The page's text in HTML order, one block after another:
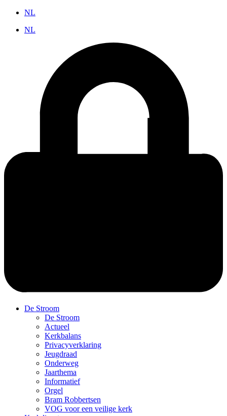
NL
NL
De Stroom
De Stroom
Actueel
Kerkbalans
Privacyverklaring
Jeugdraad
Onderweg
Jaarthema
Informatief
Orgel
Bram Robbertsen
VOG voor een veilige kerk